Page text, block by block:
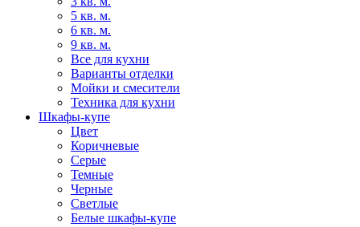
5 кв. м.
6 кв. м.
9 кв. м.
Все для кухни
Варианты отделки
Мойки и смесители
Техника для кухни
Шкафы-купе
Цвет
Коричневые
Серые
Темные
Черные
Светлые
Белые шкафы-купе